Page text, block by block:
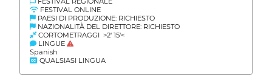
FESTIVAL ONLINE
PAESI DI PRODUZIONE: RICHIESTO
NAZIONALITÀ DEL DIRETTORE: RICHIESTO
CORTOMETRAGGI >2' 15'<
LINGUE
Spanish
QUALSIASI LINGUA